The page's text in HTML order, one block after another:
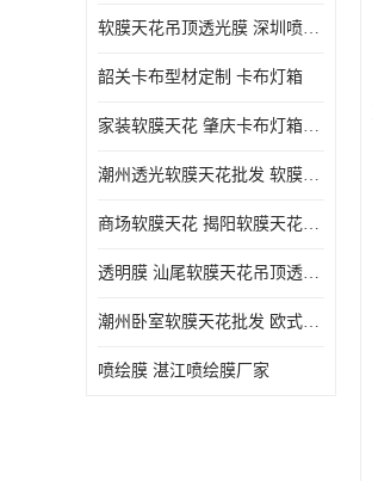
软膜天花吊顶透光膜 深圳喷绘膜批发
韶关卡布型材定制 卡布灯箱
家装软膜天花 肇庆卡布灯箱批发
潮州透光软膜天花批发 软膜天花
商场软膜天花 揭阳软膜天花吊顶透光膜批发
透明膜 汕尾软膜天花吊顶透光膜定制
潮州卧室软膜天花批发 欧式软膜天花
喷绘膜 湛江喷绘膜厂家